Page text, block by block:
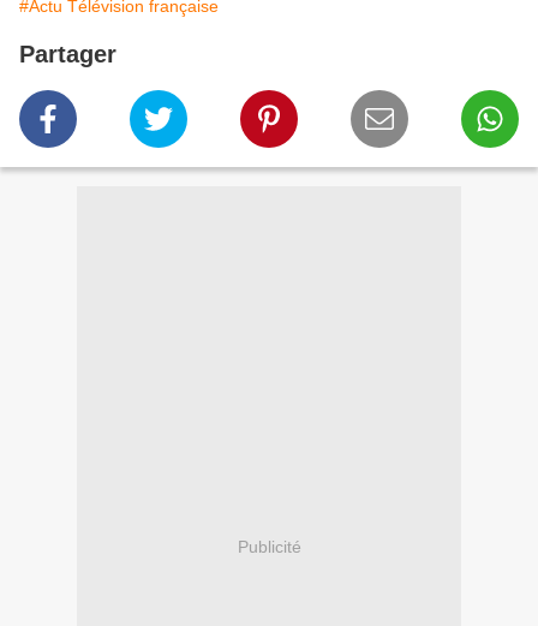
#Actu Télévision française
Partager
Publicité